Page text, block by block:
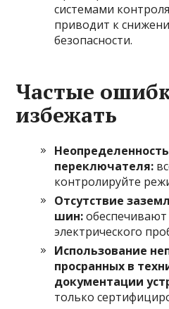
системами
приводит к
безопасности.
Частые
избежать
переключателя:
контролируйте
Отсутствие
шин:
электрического
Использование
просранных в
документации
только